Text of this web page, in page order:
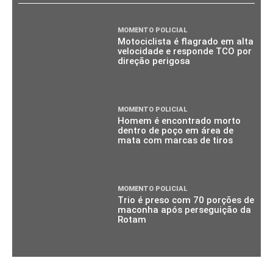
MOMENTO POLICIAL
Motociclista é flagrado em alta
velocidade e responde TCO por
direção perigosa
MOMENTO POLICIAL
Homem é encontrado morto
dentro de poço em área de
mata com marcas de tiros
MOMENTO POLICIAL
Trio é preso com 70 porções de
maconha após perseguição da
Rotam